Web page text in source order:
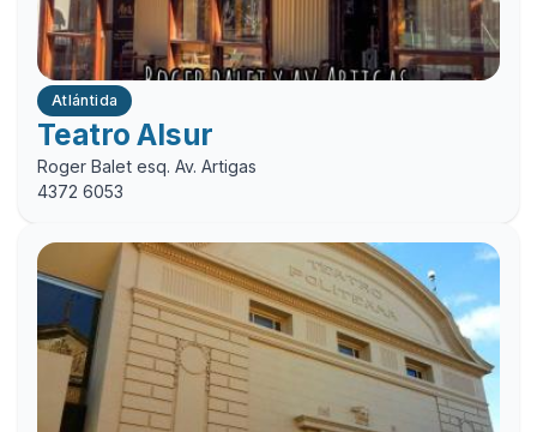
Atlántida
Teatro Alsur
Roger Balet esq. Av. Artigas
4372 6053